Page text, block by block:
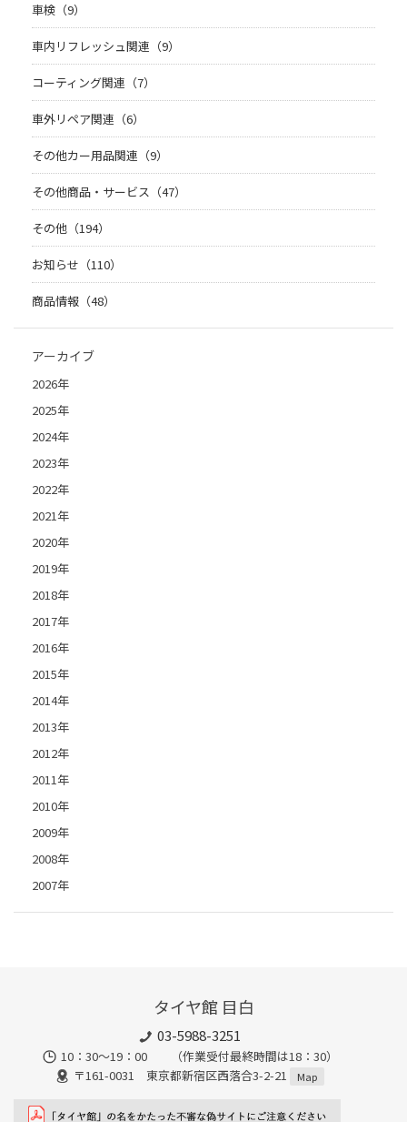
車検（9）
車内リフレッシュ関連（9）
コーティング関連（7）
車外リペア関連（6）
その他カー用品関連（9）
その他商品・サービス（47）
その他（194）
お知らせ（110）
商品情報（48）
アーカイブ
2026年
2025年
2024年
2023年
2022年
2021年
2020年
2019年
2018年
2017年
2016年
2015年
2014年
2013年
2012年
2011年
2010年
2009年
2008年
2007年
タイヤ館 目白
03-5988-3251
10：30～19：00 （作業受付最終時間は18：30）
〒161-0031 東京都新宿区西落合3-2-21
Map